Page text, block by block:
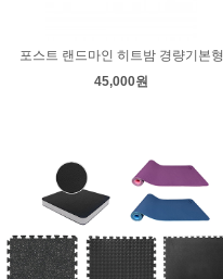
포스트 랜드마인 히트밤 경량기본형
45,000원